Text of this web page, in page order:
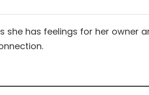
she has feelings for her owner